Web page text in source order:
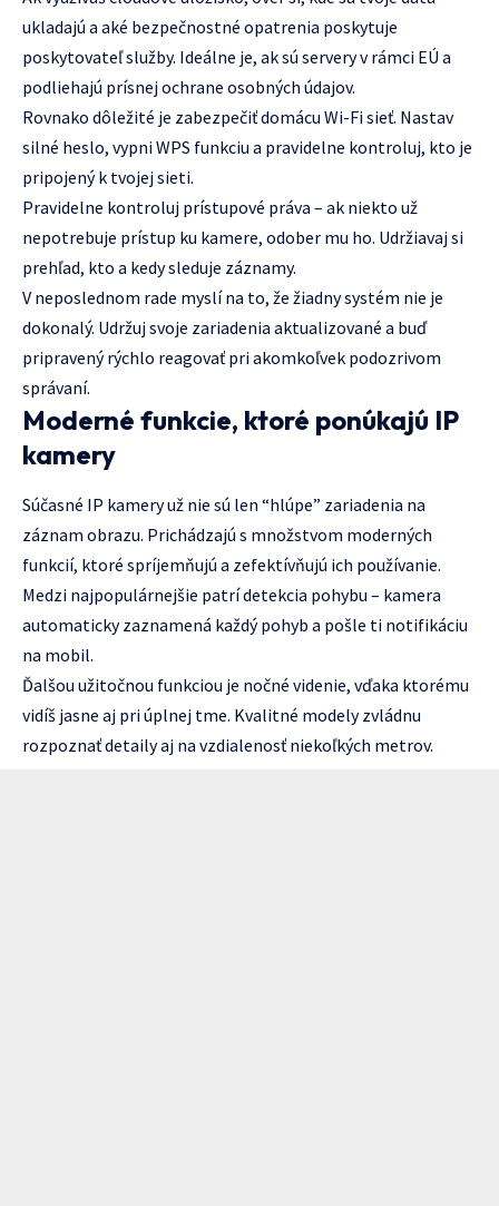
ukladajú a aké bezpečnostné opatrenia poskytuje
poskytovateľ služby. Ideálne je, ak sú servery v rámci EÚ a
podliehajú prísnej ochrane osobných údajov.
Rovnako dôležité je zabezpečiť domácu Wi-Fi sieť. Nastav
silné heslo, vypni WPS funkciu a pravidelne kontroluj, kto je
pripojený k tvojej sieti.
Pravidelne kontroluj prístupové práva – ak niekto už
nepotrebuje prístup ku kamere, odober mu ho. Udržiavaj si
prehľad, kto a kedy sleduje záznamy.
V neposlednom rade myslí na to, že žiadny systém nie je
dokonalý. Udržuj svoje zariadenia aktualizované a buď
pripravený rýchlo reagovať pri akomkoľvek podozrivom
správaní.
Moderné funkcie, ktoré ponúkajú IP
kamery
Súčasné IP kamery už nie sú len “hlúpe” zariadenia na
záznam obrazu. Prichádzajú s množstvom moderných
funkcií, ktoré spríjemňujú a zefektívňujú ich používanie.
Medzi najpopulárnejšie patrí detekcia pohybu – kamera
automaticky zaznamená každý pohyb a pošle ti notifikáciu
na mobil.
Ďalšou užitočnou funkciou je nočné videnie, vďaka ktorému
vidíš jasne aj pri úplnej tme. Kvalitné modely zvládnu
rozpoznať detaily aj na vzdialenosť niekoľkých metrov.